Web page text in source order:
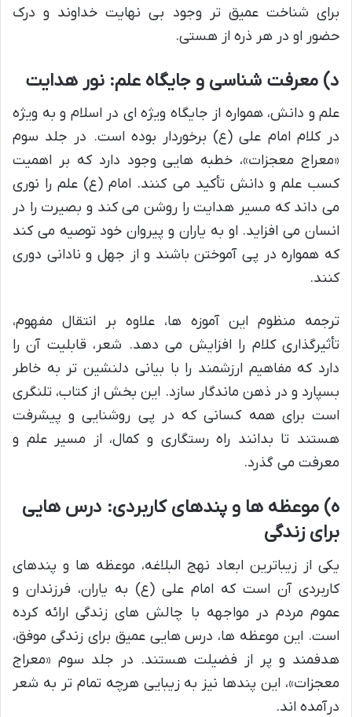
برای شناخت عمیق تر وجود بی نهایت خداوند و درک
حضور او در هر ذره از هستی.
د) معرفت شناسی و جایگاه علم: نور هدایت
علم و دانش، همواره از جایگاه ویژه ای در اسلام و به ویژه
در کلام امام علی (ع) برخوردار بوده است. در جلد سوم
«معراج معجزات»، خطبه هایی وجود دارد که بر اهمیت
کسب علم و دانش تأکید می کنند. امام (ع) علم را نوری
می داند که مسیر هدایت را روشن می کند و بصیرت را در
انسان می افزاید. او به یاران و پیروان خود توصیه می کند
که همواره در پی آموختن باشند و از جهل و نادانی دوری
کنند.
ترجمه منظوم این آموزه ها، علاوه بر انتقال مفهوم،
تأثیرگذاری کلام را افزایش می دهد. شعر، قابلیت آن را
دارد که مفاهیم ارزشمند را با بیانی دلنشین تر به خاطر
بسپارد و در ذهن ماندگار سازد. این بخش از کتاب، تلنگری
است برای همه کسانی که در پی روشنایی و پیشرفت
هستند تا بدانند راه رستگاری و کمال، از مسیر علم و
معرفت می گذرد.
ه) موعظه ها و پندهای کاربردی: درس هایی
برای زندگی
یکی از زیباترین ابعاد نهج البلاغه، موعظه ها و پندهای
کاربردی آن است که امام علی (ع) به یاران، فرزندان و
عموم مردم در مواجهه با چالش های زندگی ارائه کرده
است. این موعظه ها، درس هایی عمیق برای زندگی موفق،
هدفمند و پر از فضیلت هستند. در جلد سوم «معراج
معجزات»، این پندها نیز به زیبایی هرچه تمام تر به شعر
درآمده اند.